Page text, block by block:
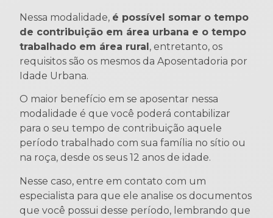
Nessa modalidade, é possível somar o tempo
de contribuição em área urbana e o tempo
trabalhado em área rural, entretanto, os
requisitos são os mesmos da Aposentadoria por
Idade Urbana.
O maior benefício em se aposentar nessa
modalidade é que você poderá contabilizar
para o seu tempo de contribuição aquele
período trabalhado com sua família no sítio ou
na roça, desde os seus 12 anos de idade.
Nesse caso, entre em contato com um
especialista para que ele analise os documentos
que você possui desse período, lembrando que